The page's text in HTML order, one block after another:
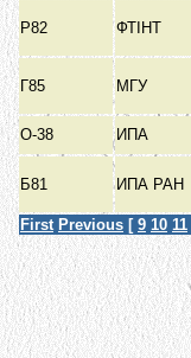
Р82 ФТІНТ
Г85 МГУ
О-38
ИПА
Б81 ИПА РАН
First Previous [ 9 10 11